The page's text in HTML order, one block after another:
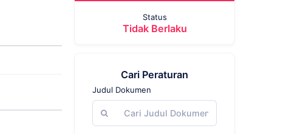
Status
Tidak Berlaku
Cari Peraturan
Judul Dokumen